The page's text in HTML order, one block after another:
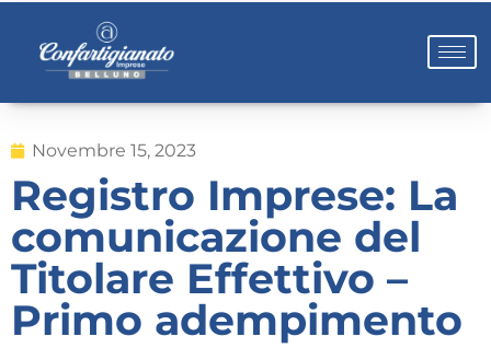
Novembre 15, 2023
Registro Imprese: La
comunicazione del
Titolare Effettivo –
Primo adempimento